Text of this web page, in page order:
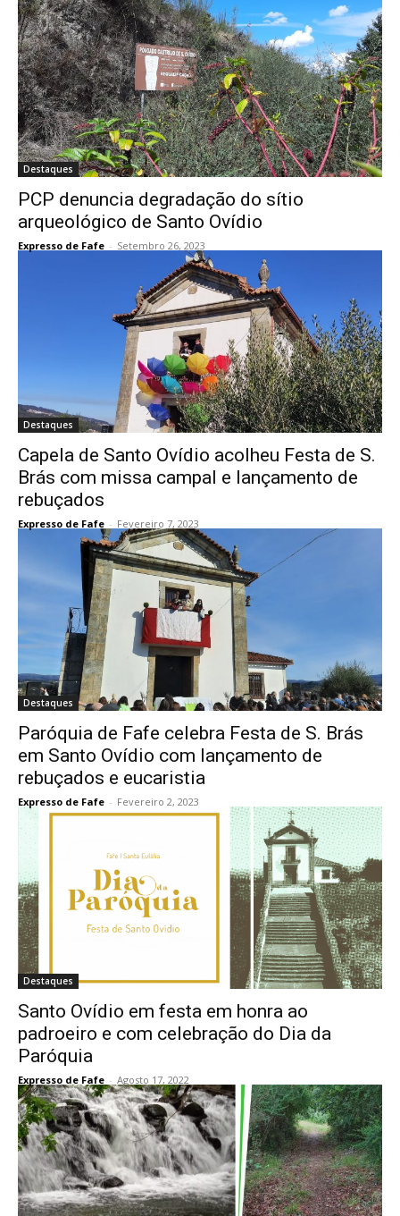
Destaques
PCP denuncia degradação do sítio
arqueológico de Santo Ovídio
Expresso de Fafe - Setembro 26, 2023
Destaques
Capela de Santo Ovídio acolheu Festa de S.
Brás com missa campal e lançamento de
rebuçados
Expresso de Fafe - Fevereiro 7, 2023
Destaques
Paróquia de Fafe celebra Festa de S. Brás
em Santo Ovídio com lançamento de
rebuçados e eucaristia
Expresso de Fafe - Fevereiro 2, 2023
Destaques
Santo Ovídio em festa em honra ao
padroeiro e com celebração do Dia da
Paróquia
Expresso de Fafe - Agosto 17, 2022